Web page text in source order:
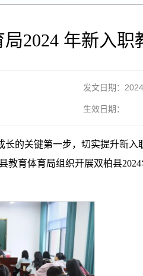
2024 年新入职
发文日期：
生效日期：
的关键第一步，切实提升新入
教育体育局组织开展双柏县